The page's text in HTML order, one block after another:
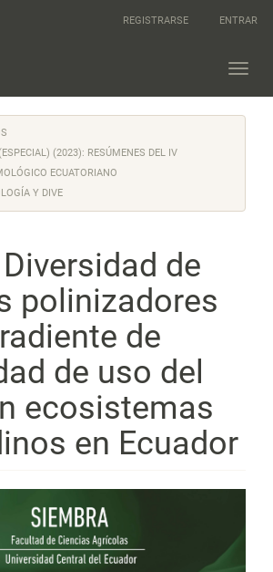
REGISTRARSE ENTRAR
(2023): RESÚMENES DEL IV
ECUATORIANO
Y DIVE
de
polinizadores
de
de uso del
ecosistemas
en Ecuador